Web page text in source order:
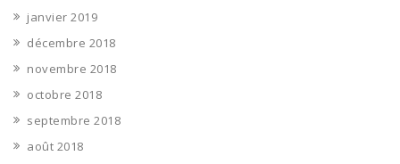
janvier 2019
décembre 2018
novembre 2018
octobre 2018
septembre 2018
août 2018